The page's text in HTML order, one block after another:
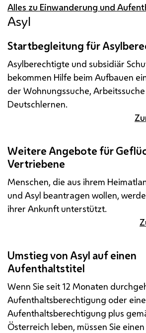
Alles zu Einwanderung und
Asyl
Startbegleitung für
Asylberechtigte und subsidiär
bekommen Hilfe beim Aufbauen
der Wohnungssuche,
Deutschlernen.
Weitere Angebote für
Vertriebene
Menschen, die aus ihrem
und Asyl beantragen wollen,
ihrer Ankunft unterstützt.
Umstieg von Asyl auf einen
Aufenthaltstitel
Wenn Sie seit 12 Monaten
Aufenthaltsberechtigung oder
Aufenthaltsberechtigung plus
Österreich leben, müssen Sie